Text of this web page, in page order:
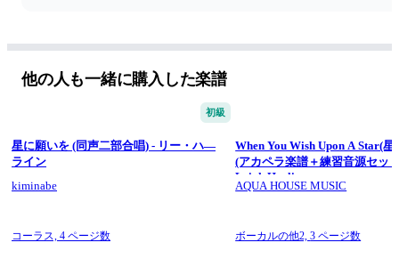
https://score.aqua-house.net/whenyouwish.html
⬇️アカペラ楽譜一覧
https://score.aqua-house.net/List.html
⬇️音取り簡単♪パート練習用音源
https://score.aqua-house.net/Youtube.html
https://www.youtube.com/@aquahousem
他の人も一緒に購入した楽譜
初級
星に願いを (同声二部合唱) - リー・ハ―
ライン
kiminabe
コーラス, 4 ページ数
When You Wish Upon A Star(星
(アカペラ楽譜＋練習音源セッ
Leigh Harline
AQUA HOUSE MUSIC
ボーカルの他2,3 ページ数